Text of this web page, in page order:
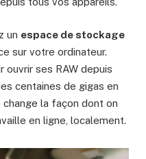
un espace de stockage
sur votre ordinateur.
ouvrir ses RAW depuis
centaines de gigas en
la façon dont on
en ligne, localement.